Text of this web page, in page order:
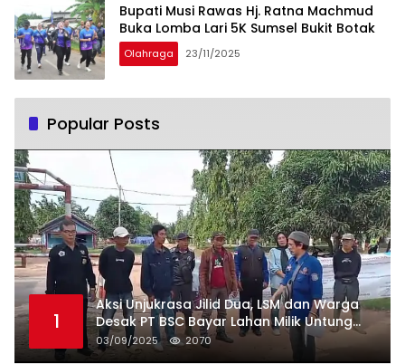
Bupati Musi Rawas Hj. Ratna Machmud
Buka Lomba Lari 5K Sumsel Bukit Botak
Olahraga 23/11/2025
Popular Posts
1
Aksi Unjukrasa Jilid Dua, LSM dan Warga
Desak PT BSC Bayar Lahan Milik Untung
Suropati
03/09/2025 2070